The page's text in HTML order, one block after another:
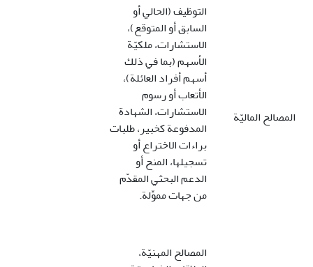
المصالح الماليّة
التوظيف (الحالي أو
السابق أو المتوقع)،
الاستشارات، ملكيّة
الأسهم (بما في ذلك
أسهم أفراد العائلة)،
الأتعاب أو رسوم
الاستشارات، الشهادة
المدفوعة كخبير، طلبات
براءات الاختراع أو
تسجيلها، المنح أو
الدعم البحثي المقدّم
من جهات مموِّلة.
المصالح المهنيّة،